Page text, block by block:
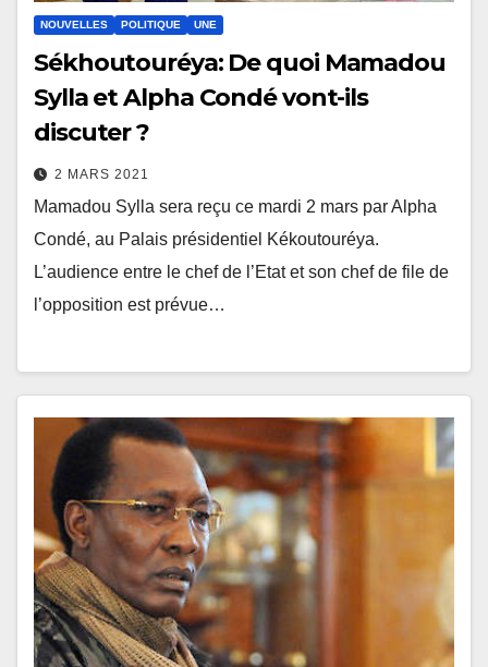
NOUVELLES POLITIQUE UNE
Sékhoutouréya: De quoi Mamadou
Sylla et Alpha Condé vont-ils
discuter ?
2 MARS 2021
Mamadou Sylla sera reçu ce mardi 2 mars par Alpha
Condé, au Palais présidentiel Kékoutouréya.
L’audience entre le chef de l’Etat et son chef de file de
l’opposition est prévue…